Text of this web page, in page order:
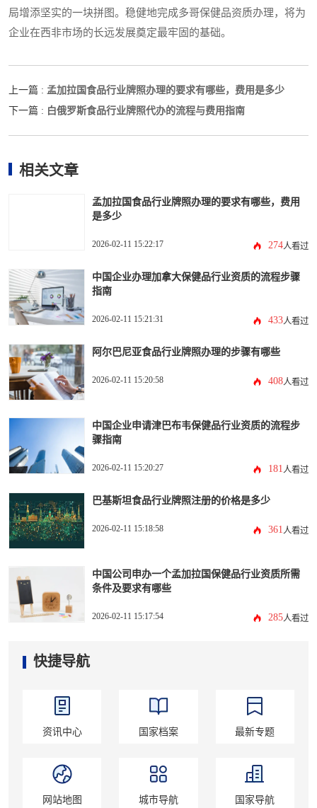
局增添坚实的一块拼图。稳健地完成多哥保健品资质办理，将为
企业在西非市场的长远发展奠定最牢固的基础。
上一篇 : 孟加拉国食品行业牌照办理的要求有哪些，费用是多少
下一篇 : 白俄罗斯食品行业牌照代办的流程与费用指南
相关文章
孟加拉国食品行业牌照办理的要求有哪些，费用
是多少
2026-02-11 15:22:17 274人看过
中国企业办理加拿大保健品行业资质的流程步骤
指南
2026-02-11 15:21:31 433人看过
阿尔巴尼亚食品行业牌照办理的步骤有哪些
2026-02-11 15:20:58 408人看过
中国企业申请津巴布韦保健品行业资质的流程步
骤指南
2026-02-11 15:20:27 181人看过
巴基斯坦食品行业牌照注册的价格是多少
2026-02-11 15:18:58 361人看过
中国公司申办一个孟加拉国保健品行业资质所需
条件及要求有哪些
2026-02-11 15:17:54 285人看过
快捷导航
资讯中心 国家档案 最新专题
网站地图 城市导航 国家导航